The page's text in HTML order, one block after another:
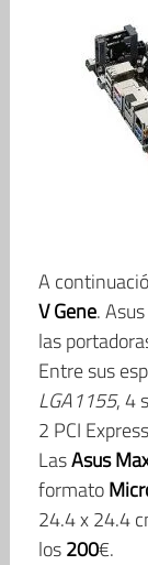
A
VGene.
las
Entre sus
LGA1155, 4
2 PCI
LasAsus
formato
24.4 x 24.4
los200€.